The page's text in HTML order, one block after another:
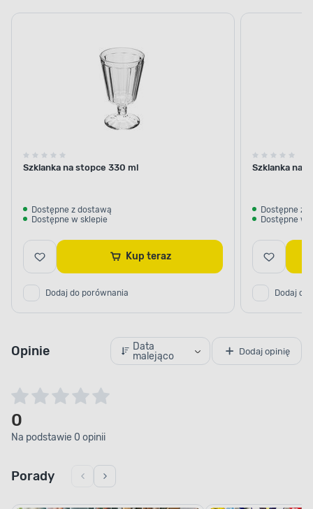
Szklanka na stopce 330 ml
Dostępne z dostawą
Dostępne w sklepie
Kup teraz
Dodaj do porównania
Szklanka na
Dostępne z
Dostępne w
Dodaj do
Opinie
Data
malejąco
Dodaj opinię
0
Na podstawie 0 opinii
Porady